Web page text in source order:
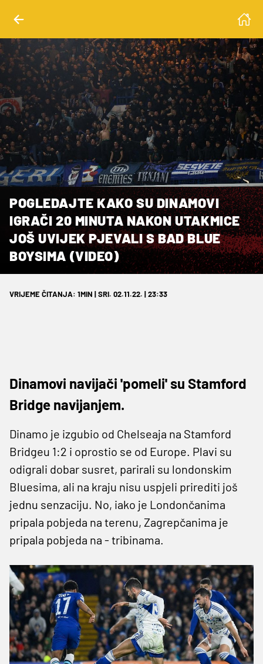
POGLEDAJTE KAKO SU DINAMOVI
IGRAČI 20 MINUTA NAKON UTAKMICE
JOŠ UVIJEK PJEVALI S BAD BLUE
BOYSIMA (VIDEO)
VRIJEME ČITANJA: 1MIN | SRI. 02.11.22. | 23:33
Dinamovi navijači 'pomeli' su Stamford
Bridge navijanjem.
Dinamo je izgubio od Chelseaja na Stamford
Bridgeu 1:2 i oprostio se od Europe. Plavi su
odigrali dobar susret, parirali su londonskim
Bluesima, ali na kraju nisu uspjeli prirediti još
jednu senzaciju. No, iako je Londončanima
pripala pobjeda na terenu, Zagrepčanima je
pripala pobjeda na - tribinama.